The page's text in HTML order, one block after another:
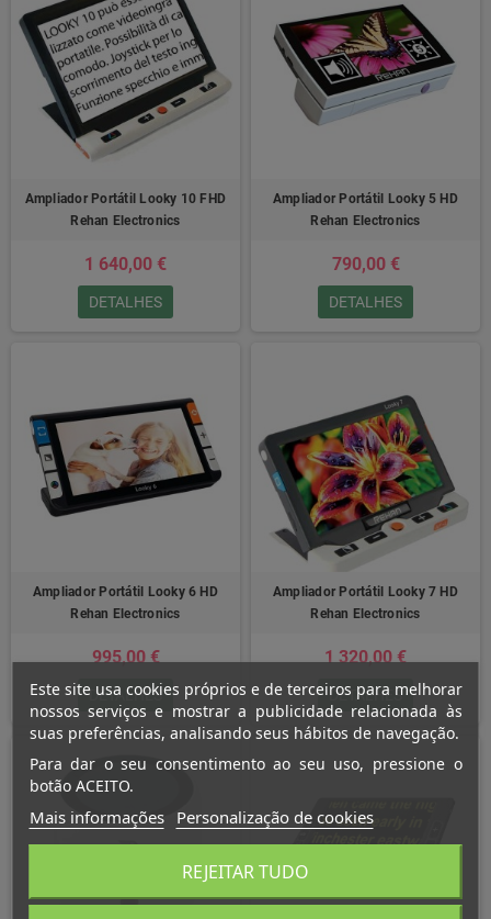
Ampliador Portátil Looky 10 FHD
Rehan Electronics
1 640,00 €
DETALHES
Ampliador Portátil Looky 5 HD
Rehan Electronics
790,00 €
DETALHES
Ampliador Portátil Looky 6 HD
Rehan Electronics
995,00 €
DETALHES
Ampliador Portátil Looky 7 HD
Rehan Electronics
1 320,00 €
DETALHES
Este site usa cookies próprios e de terceiros para melhorar
nossos serviços e mostrar a publicidade relacionada às
suas preferências, analisando seus hábitos de navegação.
Para dar o seu consentimento ao seu uso, pressione o
botão ACEITO.
Mais informações Personalização de cookies
REJEITAR TUDO